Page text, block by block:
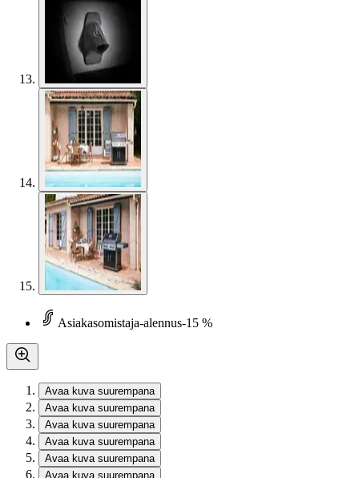
Asiakasomistaja-alennus-15 %
Avaa kuva suurempana
Avaa kuva suurempana
Avaa kuva suurempana
Avaa kuva suurempana
Avaa kuva suurempana
Avaa kuva suurempana